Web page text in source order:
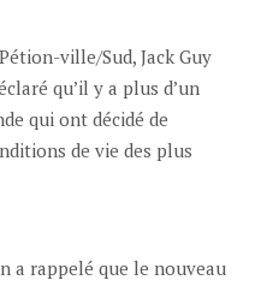
ville/Sud, Jack Guy
qu’il y a plus d’un
qui ont décidé de
de vie des plus
a rappelé que le nouveau